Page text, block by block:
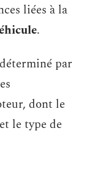
liées à la
.
par
dont le
le type de